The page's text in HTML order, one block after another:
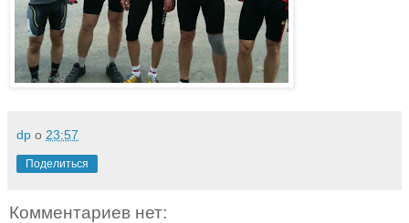
dp о 23:57
Поделиться
Комментариев нет: